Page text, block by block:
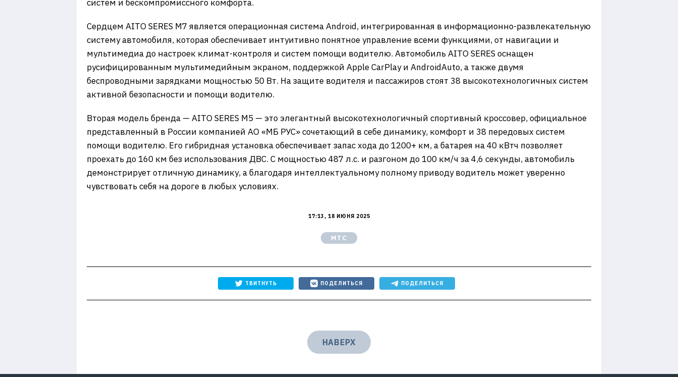
систем и бескомпромиссного комфорта.
Сердцем AITO SERES M7 является операционная система Android, интегрированная в информационно-развлекательную
систему автомобиля, которая обеспечивает интуитивно понятное управление всеми функциями, от навигации и
мультимедиа до настроек климат-контроля и систем помощи водителю. Автомобиль AITO SERES оснащен
русифицированным мультимедийным экраном, поддержкой Apple CarPlay и AndroidAuto, а также двумя
беспроводными зарядками мощностью 50 Вт. На защите водителя и пассажиров стоят 38 высокотехнологичных систем
активной безопасности и помощи водителю.
Вторая модель бренда — AITO SERES M5 — это элегантный высокотехнологичный спортивный кроссовер, официальное
представленный в России компанией АО «МБ РУС» сочетающий в себе динамику, комфорт и 38 передовых систем
помощи водителю. Его гибридная установка обеспечивает запас хода до 1200+ км, а батарея на 40 кВтч позволяет
проехать до 160 км без использования ДВС. С мощностью 487 л.с. и разгоном до 100 км/ч за 4,6 секунды, автомобиль
демонстрирует отличную динамику, а благодаря интеллектуальному полному приводу водитель может уверенно
чувствовать себя на дороге в любых условиях.
17:13, 18 ИЮНЯ 2025
МТС
ТВИТНУТЬ ПОДЕЛИТЬСЯ ПОДЕЛИТЬСЯ
НАВЕРХ